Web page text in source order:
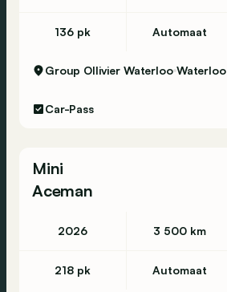
136 pk Automaat
Group Ollivier Waterloo Waterloo
Car-Pass
Mini
Aceman
2026 3 500 km
218 pk Automaat